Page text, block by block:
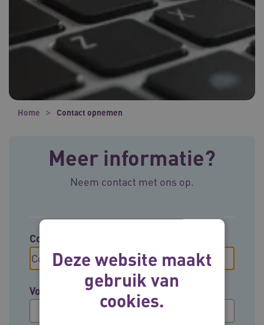
Home Contact opnemen
Meer informatie?
Neem contact met ons op.
Contact opnemen met
Voornaam
Deze website maakt
gebruik van
cookies.